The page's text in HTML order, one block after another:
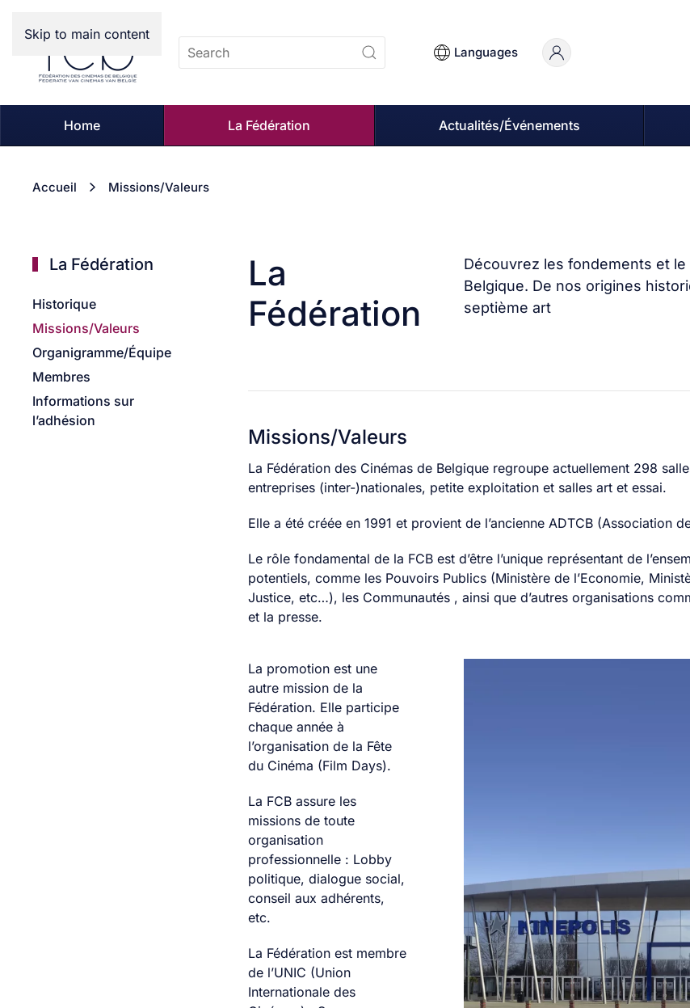
Skip to main content
Languages
Home La Fédération Actualités/Événements
Accueil Missions/Valeurs
La
Fédération
Découvrez les fondements et
Belgique. De nos origines
septième art
Missions/Valeurs
La Fédération des Cinémas de Belgique regroupe actuellement 298
entreprises (inter-)nationales, petite exploitation et salles art et essai.
Elle a été créée en 1991 et provient de l’ancienne ADTCB (Association
Le rôle fondamental de la FCB est d’être l’unique représentant de
potentiels, comme les Pouvoirs Publics (Ministère de l’Economie,
Justice, etc…), les Communautés , ainsi que d’autres organisations
et la presse.
La promotion est une
autre mission de la
Fédération. Elle participe
chaque année à
l’organisation de la Fête
du Cinéma (Film Days).
La FCB assure les
missions de toute
organisation
professionnelle : Lobby
politique, dialogue social,
conseil aux adhérents,
etc.
La Fédération est membre
de l’UNIC (Union
Internationale des
La Fédération
Historique
Missions/Valeurs
Organigramme/Équipe
Membres
Informations sur
l’adhésion